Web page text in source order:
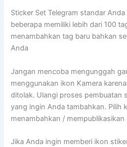
Sticker Set Telegram standar
beberapa memiliki lebih dari 100
menambahkan tag baru bahkan
Anda
Jangan mencoba mengunggah
menggunakan ikon Kamera
ditolak. Ulangi proses pembuatan
yang ingin Anda tambahkan. Pilih
menambahkan /
Jika Anda ingin memberi ikon